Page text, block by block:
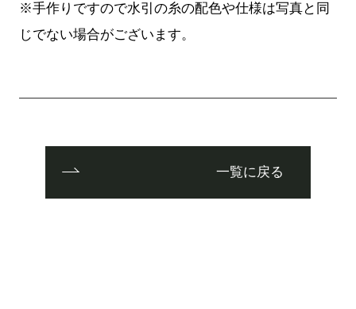
※手作りですので水引の糸の配色や仕様は写真と同
じでない場合がございます。
一覧に戻る